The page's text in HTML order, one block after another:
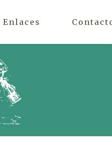
Enlaces